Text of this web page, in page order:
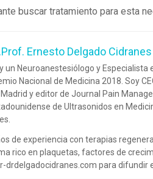
buscar tratamiento para esta
Ernesto Delgado Cidranes
un Neuroanestesiólogo y Especialista
Nacional de Medicina 2018. Soy
y editor de Journal Pain
de Ultrasonidos en
de experiencia con terapias
rico en plaquetas, factores de
drdelgadocidranes.com para difundir